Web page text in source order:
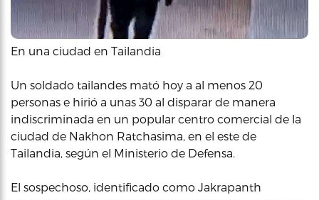
En una ciudad en Tailandia
Un soldado tailandes mató hoy a al menos 20
personas e hirió a unas 30 al disparar de manera
indiscriminada en un popular centro comercial de la
ciudad de Nakhon Ratchasima, en el este de
Tailandia, según el Ministerio de Defensa.
El sospechoso, identificado como Jakrapanth